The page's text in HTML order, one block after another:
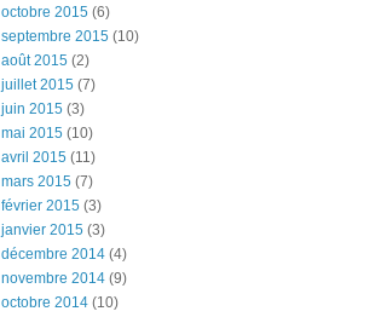
octobre 2015 (6)
septembre 2015 (10)
août 2015 (2)
juillet 2015 (7)
juin 2015 (3)
mai 2015 (10)
avril 2015 (11)
mars 2015 (7)
février 2015 (3)
janvier 2015 (3)
décembre 2014 (4)
novembre 2014 (9)
octobre 2014 (10)